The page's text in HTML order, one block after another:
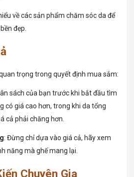
về các sản phẩm chăm sóc da để
đẹp.
trọng trong quyết định mua sắm:
sách của bạn trước khi bắt đầu tìm
có giá cao hơn, trong khi da tổng
cả phải chăng hơn.
: Đừng chỉ dựa vào giá cả, hãy xem
năng mà ghế mang lại.
Chuyên Gia